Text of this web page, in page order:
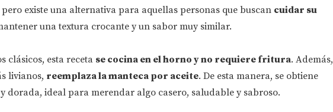
existe una alternativa para aquellas personas que buscan cuidar su
una textura crocante y un sabor muy similar.
clásicos, esta receta se cocina en el horno y no requiere fritura. Además,
livianos, reemplaza la manteca por aceite. De esta manera, se obtiene
dorada, ideal para merendar algo casero, saludable y sabroso.